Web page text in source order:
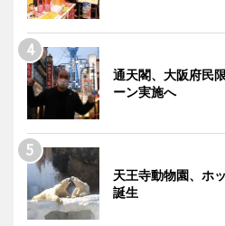
通天閣、大阪府民
ーン実施へ
天王寺動物園、ホ
誕生